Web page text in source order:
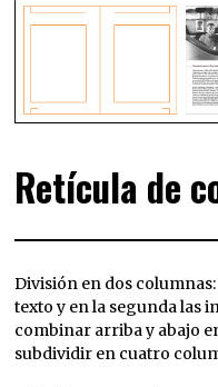
Retícula de
División en dos
texto y en la segunda las
combinar arriba y abajo
subdividir en cuatro